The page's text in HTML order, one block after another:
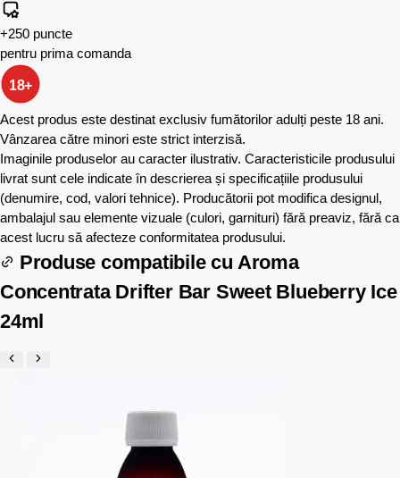
+250 puncte
pentru prima comanda
18+
Acest produs este destinat exclusiv fumătorilor adulți peste 18 ani.
Vânzarea către minori este strict interzisă.
Imaginile produselor au caracter ilustrativ. Caracteristicile produsului
livrat sunt cele indicate în descrierea și specificațiile produsului
(denumire, cod, valori tehnice). Producătorii pot modifica designul,
ambalajul sau elemente vizuale (culori, garnituri) fără preaviz, fără ca
acest lucru să afecteze conformitatea produsului.
Produse compatibile cu Aroma
Concentrata Drifter Bar Sweet Blueberry Ice
24ml